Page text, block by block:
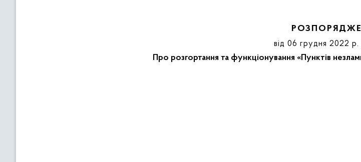
від 06 грудня 2022
Про розгортання та функціонування «Пунктів